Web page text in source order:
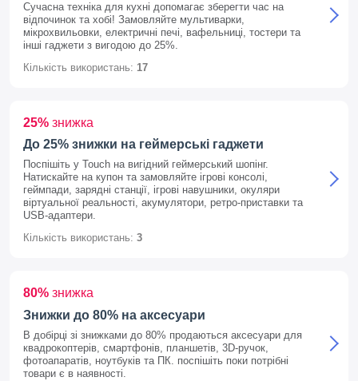
Сучасна техніка для кухні допомагає зберегти час на
відпочинок та хобі! Замовляйте мультиварки,
мікрохвильовки, електричні печі, вафельниці, тостери та
інші гаджети з вигодою до 25%.
Кількість використань: 17
25% знижка
До 25% знижки на геймерські гаджети
Поспішіть у Touch на вигідний геймерський шопінг.
Натискайте на купон та замовляйте ігрові консолі,
геймпади, зарядні станції, ігрові навушники, окуляри
віртуальної реальності, акумулятори, ретро-приставки та
USB-адаптери.
Кількість використань: 3
80% знижка
Знижки до 80% на аксесуари
В добірці зі знижками до 80% продаються аксесуари для
квадрокоптерів, смартфонів, планшетів, 3D-ручок,
фотоапаратів, ноутбуків та ПК. поспішіть поки потрібні
товари є в наявності.